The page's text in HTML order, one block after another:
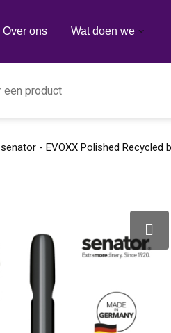
Over ons Wat doen we
senator - EVOXX Polished Recycled